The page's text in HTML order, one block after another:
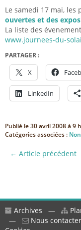
Le samedi 17 mai,
ouvertes et des
La liste des
www.journees-du-
PARTAGER :
X
LinkedIn
Publié le30 avril 2008 à 9
Catégories associées :
← Article précédent
Archives —
—
Nous contacter